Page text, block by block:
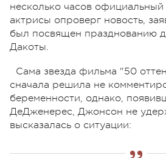
несколько часов официальный
актрисы опроверг новость,
был посвящен празднованию
Дакоты.
Сама звезда фильма "50
сначала решила не
беременности, однако,
ДеДженерес, Джонсон не
высказалась о ситуации: